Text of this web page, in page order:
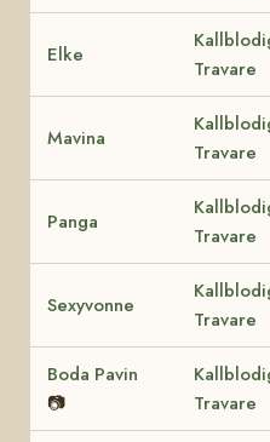
Elke
Travare
Mavina
Travare
Panga
Travare
Sexyvonne
Travare
Boda Pavin
📷
Travare